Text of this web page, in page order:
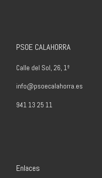
PSOE CALAHORRA
Calle del Sol, 26, 1º
info@psoecalahorra.es
941 13 25 11
Enlaces